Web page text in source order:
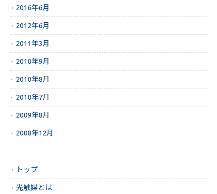
2016年6月
2012年6月
2011年3月
2010年9月
2010年8月
2010年7月
2009年8月
2008年12月
トップ
光触媒とは